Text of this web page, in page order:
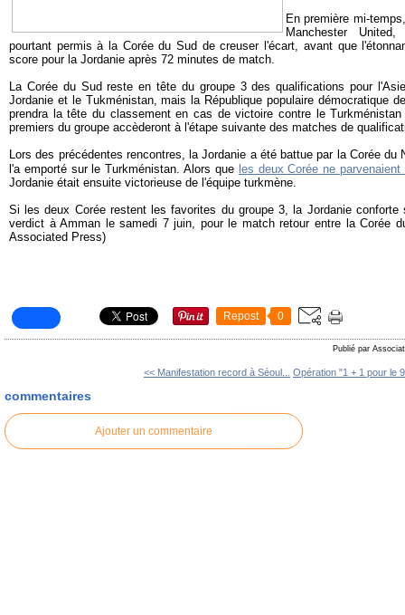
En première mi-
Manchester
pourtant permis à la Corée du Sud de creuser l'écart, avant que
score pour la Jordanie après 72 minutes de match.
La Corée du Sud reste en tête du groupe 3 des qualifications pour
Jordanie et le Tukménistan, mais la République populaire démocratique
prendra la tête du classement en cas de victoire contre le
premiers du groupe accèderont à l'étape suivante des matches de
Lors des précédentes rencontres, la Jordanie a été battue par la Corée du
l'a emporté sur le Turkménistan. Alors que les deux Corée ne
Jordanie était ensuite victorieuse de l'équipe turkmène.
Si les deux Corée restent les favorites du groupe 3, la Jordanie conforte
verdict à Amman le samedi 7 juin, pour le match retour entre la Corée
Associated Press)
Repost 0
Publié par
<< Manifestation record à Séoul... Opération "1 + 1 pour le
commentaires
Ajouter un commentaire